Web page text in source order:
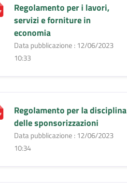
Regolamento per i lavori,
servizi e forniture in
economia
Data pubblicazione : 12/06/2023
10:33
Regolamento per la disciplina
delle sponsorizzazioni
Data pubblicazione : 12/06/2023
10:34